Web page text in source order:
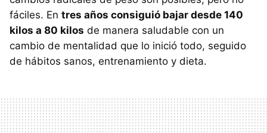
fáciles. En tres años consiguió bajar desde 140
kilos a 80 kilos de manera saludable con un
cambio de mentalidad que lo inició todo, seguido
de hábitos sanos, entrenamiento y dieta.